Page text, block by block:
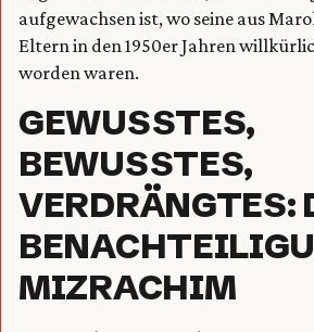
aufgewachsen ist, wo seine aus
Eltern in den 1950er Jahren
worden waren.
GEWUSSTES,
BEWUSSTES,
VERDRÄNGTES:
MIZRACHIM